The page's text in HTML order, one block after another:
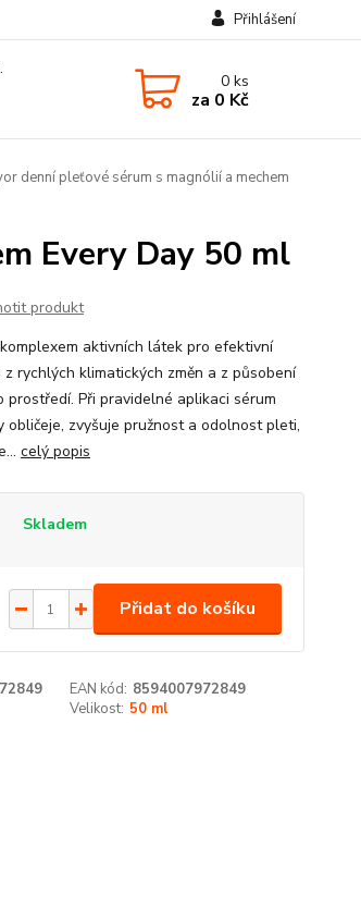
Přihlášení
0ks
za 0 Kč
denní pleťové sérum s magnólií a mechem
Every Day 50 ml
produkt
aktivních látek pro efektivní
rychlých klimatických změn a z působení
Při pravidelné aplikaci sérum
zvyšuje pružnost a odolnost pleti,
celý popis
Skladem
Přidat do košíku
EAN kód: 8594007972849
Velikost: 50 ml